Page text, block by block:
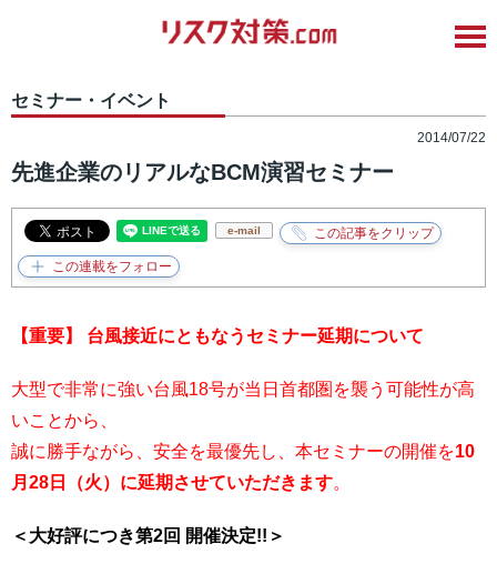
セミナー・イベント
2014/07/22
先進企業のリアルなBCM演習セミナー
e-mail
【重要】 台風接近にともなうセミナー延期について
大型で非常に強い台風18号が当日首都圏を襲う可能性が高
いことから、
誠に勝手ながら、安全を最優先し、本セミナーの開催を10
月28日（火）に延期させていただきます。
＜大好評につき第2回 開催決定!!＞